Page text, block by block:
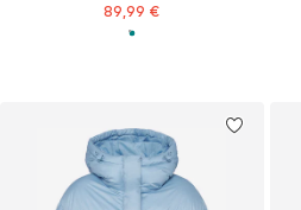
89,99 €